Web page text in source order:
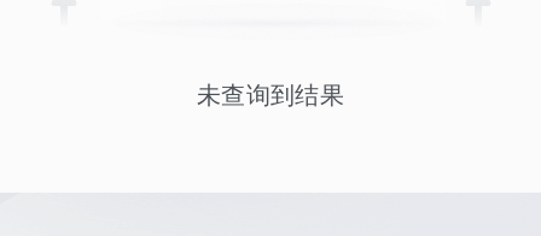
未查询到结果